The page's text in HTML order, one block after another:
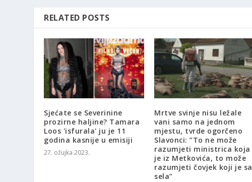
RELATED POSTS
Sjećate se Severinine
prozirne haljine? Tamara
Loos 'isfurala' ju je 11
godina kasnije u emisiji
27. ožujka 2023.
Mrtve svinje nisu ležale
vani samo na jednom
mjestu, tvrde ogorčeno
Slavonci: ”To ne može
razumjeti ministrica koja
je iz Metkovića, to može
razumjeti čovjek koji je sa
sela”